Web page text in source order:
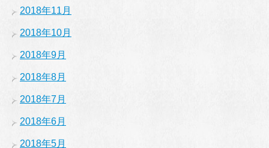
2018年11月
2018年10月
2018年9月
2018年8月
2018年7月
2018年6月
2018年5月